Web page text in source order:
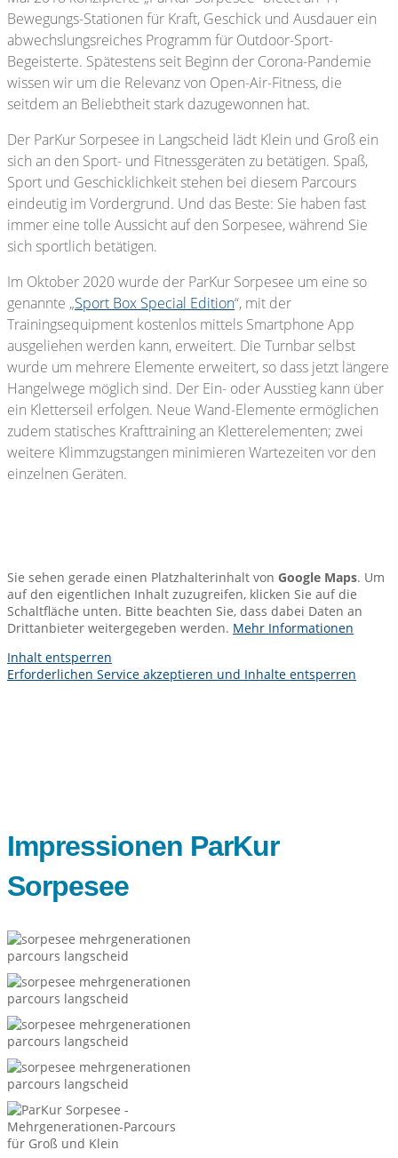
Bewegungs-Stationen für Kraft, Geschick und Ausdauer ein
abwechslungsreiches Programm für Outdoor-Sport-
Begeisterte. Spätestens seit Beginn der Corona-Pandemie
wissen wir um die Relevanz von Open-Air-Fitness, die
seitdem an Beliebtheit stark dazugewonnen hat.
Der ParKur Sorpesee in Langscheid lädt Klein und Groß ein
sich an den Sport- und Fitnessgeräten zu betätigen. Spaß,
Sport und Geschicklichkeit stehen bei diesem Parcours
eindeutig im Vordergrund. Und das Beste: Sie haben fast
immer eine tolle Aussicht auf den Sorpesee, während Sie
sich sportlich betätigen.
Im Oktober 2020 wurde der ParKur Sorpesee um eine so
genannte „Sport Box Special Edition“, mit der
Trainingsequipment kostenlos mittels Smartphone App
ausgeliehen werden kann, erweitert. Die Turnbar selbst
wurde um mehrere Elemente erweitert, so dass jetzt längere
Hangelwege möglich sind. Der Ein- oder Ausstieg kann über
ein Kletterseil erfolgen. Neue Wand-Elemente ermöglichen
zudem statisches Krafttraining an Kletterelementen; zwei
weitere Klimmzugstangen minimieren Wartezeiten vor den
einzelnen Geräten.
Sie sehen gerade einen Platzhalterinhalt von Google Maps. Um
auf den eigentlichen Inhalt zuzugreifen, klicken Sie auf die
Schaltfläche unten. Bitte beachten Sie, dass dabei Daten an
Drittanbieter weitergegeben werden. Mehr Informationen
Inhalt entsperren
Erforderlichen Service akzeptieren und Inhalte entsperren
Impressionen ParKur
Sorpesee